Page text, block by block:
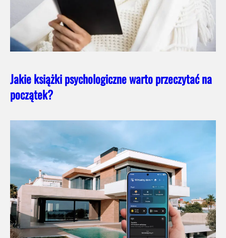
Jakie książki psychologiczne warto przeczytać na
początek?